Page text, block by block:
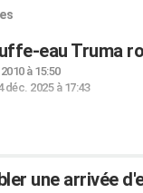
eau Truma
à 15:50
déc. 2025 à 17:43
une arrivée